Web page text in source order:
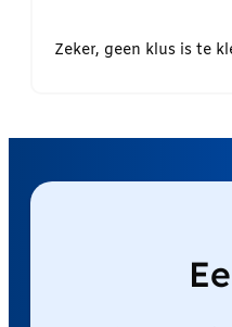
Zeker, geen klus is te